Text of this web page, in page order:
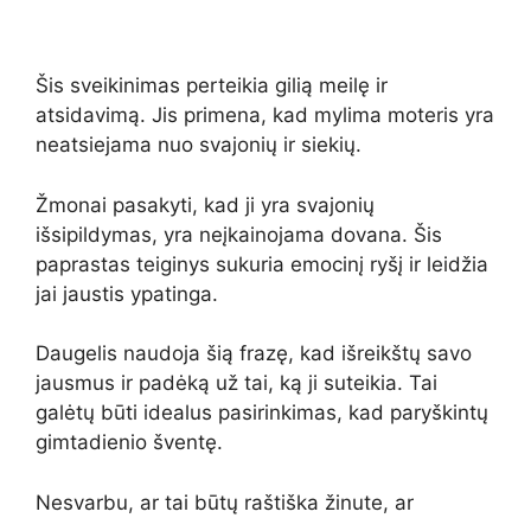
Šis sveikinimas perteikia gilią meilę ir
atsidavimą. Jis primena, kad mylima moteris yra
neatsiejama nuo svajonių ir siekių.
Žmonai pasakyti, kad ji yra svajonių
išsipildymas, yra neįkainojama dovana. Šis
paprastas teiginys sukuria emocinį ryšį ir leidžia
jai jaustis ypatinga.
Daugelis naudoja šią frazę, kad išreikštų savo
jausmus ir padėką už tai, ką ji suteikia. Tai
galėtų būti idealus pasirinkimas, kad paryškintų
gimtadienio šventę.
Nesvarbu, ar tai būtų raštiška žinute, ar